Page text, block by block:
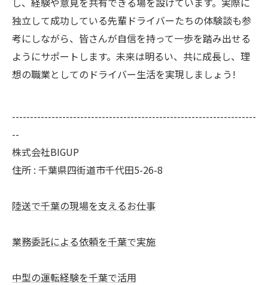
独立して成功している先輩ドライバーたちの体験談も参
考にしながら、皆さんが自信を持って一歩を踏み出せる
ようにサポートします。未来は明るい、共に成長し、理
想の職業としてのドライバー生活を実現しましょう!
--------------------------------------------------------------------
--
株式会社BIGUP
住所 : 千葉県四街道市千代田5-26-8
陸送で千葉の現場を支えるお仕事
業務委託による依頼を千葉で実施
中型の運転経験を千葉で活用